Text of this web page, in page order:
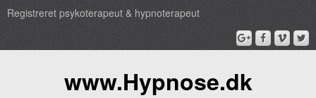
Registreret psykoterapeut & hypnoterapeut
www.Hypnose.dk